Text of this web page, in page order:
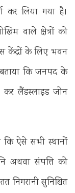
कर लिया गया है।
वाले क्षेत्रों को
केंद्रों के लिए भवन
बताया कि जनपद के
कर लैंडस्लाइड जोन
कि ऐसे सभी स्थानों
अथवा संपत्ति को
सुनिश्चित